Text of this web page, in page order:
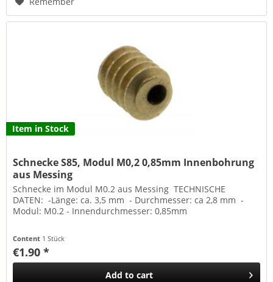
Item in Stock
Schnecke S85, Modul M0,2 0,85mm Innenbohrung
aus Messing
Schnecke im Modul M0.2 aus Messing TECHNISCHE
DATEN: -Länge: ca. 3,5 mm - Durchmesser: ca 2,8 mm -
Modul: M0.2 - Innendurchmesser: 0,85mm
Content 1 Stück
€1.90 *
Add to cart